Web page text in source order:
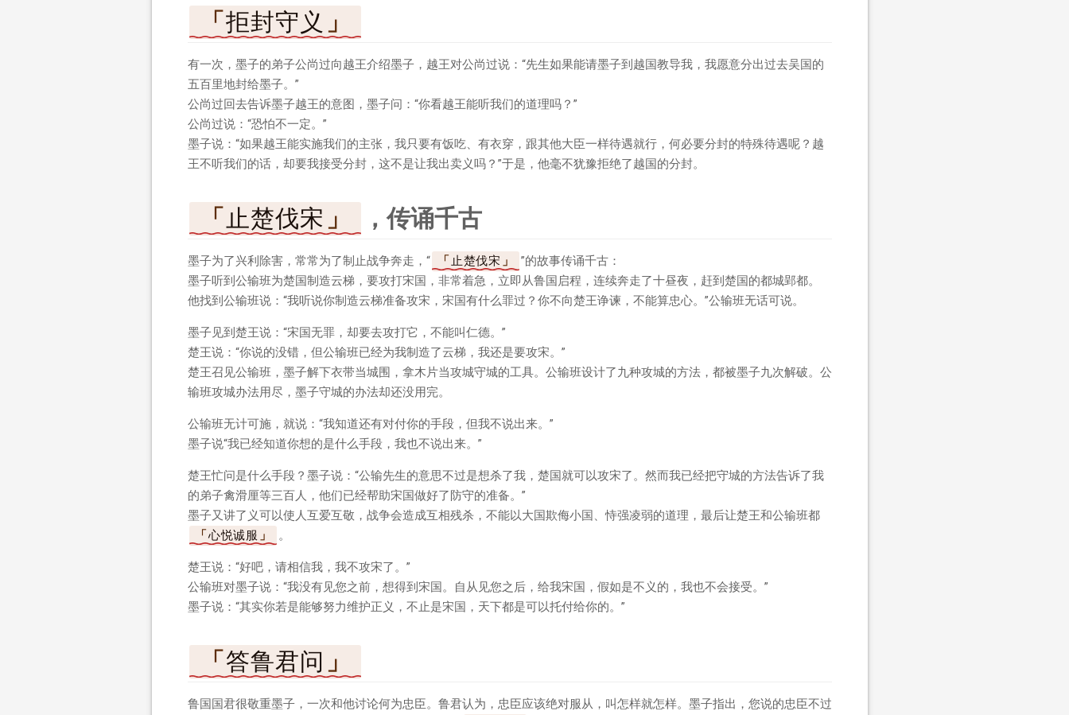
拒封守义
有一次，墨子的弟子公尚过向越王介绍墨子，越王对公尚过说：“先生如果能请墨子到越国教导我，我愿意分出过去吴国的
五百里地封给墨子。”
公尚过回去告诉墨子越王的意图，墨子问：“你看越王能听我们的道理吗？”
公尚过说：“恐怕不一定。”
墨子说：“如果越王能实施我们的主张，我只要有饭吃、有衣穿，跟其他大臣一样待遇就行，何必要分封的特殊待遇呢？越
王不听我们的话，却要我接受分封，这不是让我出卖义吗？”于是，他毫不犹豫拒绝了越国的分封。
止楚伐宋 ，传诵千古
墨子为了兴利除害，常常为了制止战争奔走，“ 止楚伐宋
”的故事传诵千古：
墨子听到公输班为楚国制造云梯，要攻打宋国，非常着急，立即从鲁国启程，连续奔走了十昼夜，赶到楚国的都城郢都。
他找到公输班说：“我听说你制造云梯准备攻宋，宋国有什么罪过？你不向楚王诤谏，不能算忠心。”公输班无话可说。
墨子见到楚王说：“宋国无罪，却要去攻打它，不能叫仁德。”
楚王说：“你说的没错，但公输班已经为我制造了云梯，我还是要攻宋。”
楚王召见公输班，墨子解下衣带当城围，拿木片当攻城守城的工具。公输班设计了九种攻城的方法，都被墨子九次解破。公
输班攻城办法用尽，墨子守城的办法却还没用完。
公输班无计可施，就说：“我知道还有对付你的手段，但我不说出来。”
墨子说“我已经知道你想的是什么手段，我也不说出来。”
楚王忙问是什么手段？墨子说：“公输先生的意思不过是想杀了我，楚国就可以攻宋了。然而我已经把守城的方法告诉了我
的弟子禽滑厘等三百人，他们已经帮助宋国做好了防守的准备。”
墨子又讲了义可以使人互爱互敬，战争会造成互相残杀，不能以大国欺侮小国、恃强凌弱的道理，最后让楚王和公输班都
心悦诚服
。
楚王说：“好吧，请相信我，我不攻宋了。”
公输班对墨子说：“我没有见您之前，想得到宋国。自从见您之后，给我宋国，假如是不义的，我也不会接受。”
墨子说：“其实你若是能够努力维护正义，不止是宋国，天下都是可以托付给你的。”
答鲁君问
鲁国国君很敬重墨子，一次和他讨论何为忠臣。鲁君认为，忠臣应该绝对服从，叫怎样就怎样。墨子指出，您说的忠臣不过